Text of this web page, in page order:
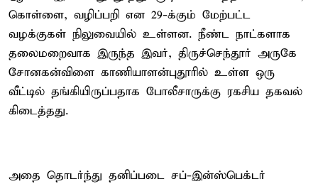
கொள்ளை, வழிப்பறி என 29-க்கும் மேற்பட்ட
வழக்குகள் நிலுவையில் உள்ளன. நீண்ட நாட்களாக
தலைமறைவாக இருந்த இவர், திருச்செந்தூர் அருகே
சோனகன்விளை காணியாளன்புதூரில் உள்ள ஒரு
வீட்டில் தங்கியிருப்பதாக போலீசாருக்கு ரகசிய தகவல்
கிடைத்தது.
அதை தொடர்ந்து தனிப்படை சப்-இன்ஸ்பெக்டர்